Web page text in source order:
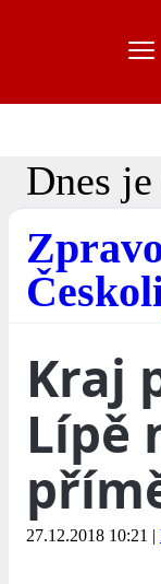
Dnes je
Kraj
Lípě
27.12.2018 10:21 |